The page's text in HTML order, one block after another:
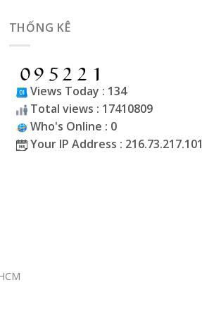
THỐNG KÊ
Views Today : 134
Total views : 17410809
Who's Online : 0
Your IP Address : 216.73.217.101